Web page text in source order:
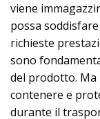
viene
possa
richieste
sono
del prodotto. Ma
contenere e
durante il